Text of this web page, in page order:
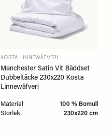
KOSTA LINNEWÄFVERI
Manchester Satin Vit Bäddset
Dubbeltäcke 230x220 Kosta
Linnewäfveri
Material
100 % Bomull
Storlek
230x220 cm